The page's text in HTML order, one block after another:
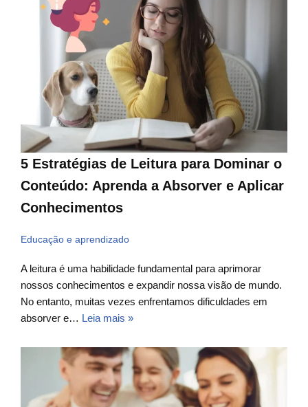
5 Estratégias de Leitura para Dominar o
Conteúdo: Aprenda a Absorver e Aplicar
Conhecimentos
Educação e aprendizado
A leitura é uma habilidade fundamental para aprimorar
nossos conhecimentos e expandir nossa visão de mundo.
No entanto, muitas vezes enfrentamos dificuldades em
absorver e… Leia mais »